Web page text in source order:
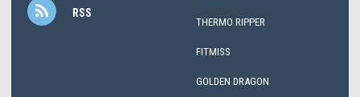
RSS
THERMO RIPPER
FITMISS
GOLDEN DRAGON